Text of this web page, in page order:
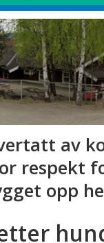
av
respekt
opp